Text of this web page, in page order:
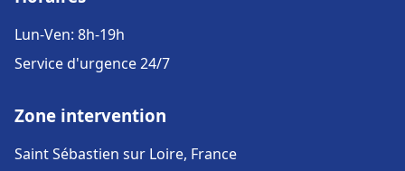
Lun-Ven: 8h-19h
Service d'urgence 24/7
Zone intervention
Saint Sébastien sur Loire, France